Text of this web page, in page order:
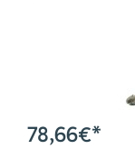
78,66€*